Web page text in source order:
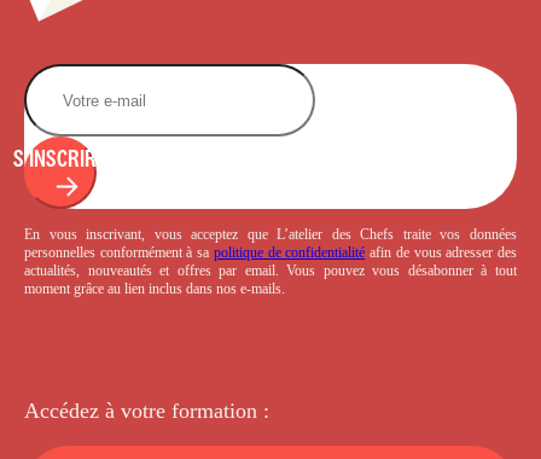
S'INSCRIRE
En vous inscrivant, vous acceptez que L’atelier des Chefs traite vos données
personnelles conformément à sa politique de confidentialité afin de vous adresser des
actualités, nouveautés et offres par email. Vous pouvez vous désabonner à tout
moment grâce au lien inclus dans nos e-mails.
Accédez à votre formation :